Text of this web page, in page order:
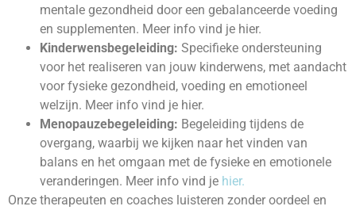
mentale gezondheid door een gebalanceerde voeding
en supplementen. Meer info vind je hier.
Kinderwensbegeleiding: Specifieke ondersteuning
voor het realiseren van jouw kinderwens, met aandacht
voor fysieke gezondheid, voeding en emotioneel
welzijn. Meer info vind je hier.
Menopauzebegeleiding: Begeleiding tijdens de
overgang, waarbij we kijken naar het vinden van
balans en het omgaan met de fysieke en emotionele
veranderingen. Meer info vind je hier.
Onze therapeuten en coaches luisteren zonder oordeel en